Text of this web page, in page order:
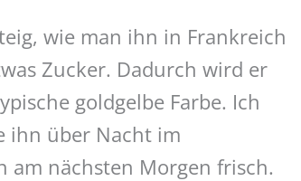
wie man ihn in Frankreich
Zucker. Dadurch wird er
goldgelbe Farbe. Ich
ihn über Nacht im
am nächsten Morgen frisch.